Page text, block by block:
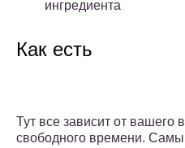
ингредиента
Как есть
Тут все зависит от вашего
свободного времени.